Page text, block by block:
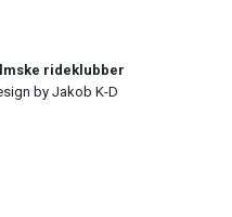
rideklubber
by Jakob K-D